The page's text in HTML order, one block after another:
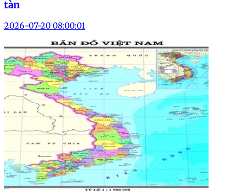
tàn
2026-07-20 08:00:01